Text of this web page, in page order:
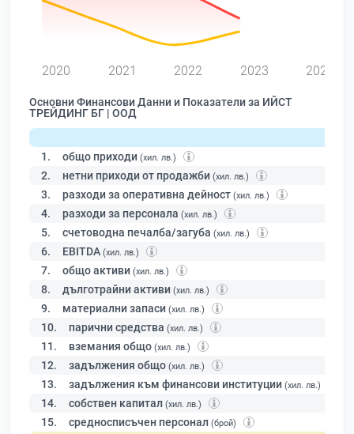
2020 2021 2022 2023 2024
Основни Финансови Данни и Показатели за ИЙСТ
ТРЕЙДИНГ БГ | ООД
1. общо приходи (хил. лв.)
2. нетни приходи от продажби (хил. лв.)
3. разходи за оперативна дейност (хил. лв.)
4. разходи за персонала (хил. лв.)
5. счетоводна печалба/загуба (хил. лв.)
6. EBITDA (хил. лв.)
7. общо активи (хил. лв.)
8. дълготрайни активи (хил. лв.)
9. материални запаси (хил. лв.)
10. парични средства (хил. лв.)
11. вземания общо (хил. лв.)
12. задължения общо (хил. лв.)
13. задължения към финансови институции (хил. лв.)
14. собствен капитал (хил. лв.)
15. средносписъчен персонал (брой)